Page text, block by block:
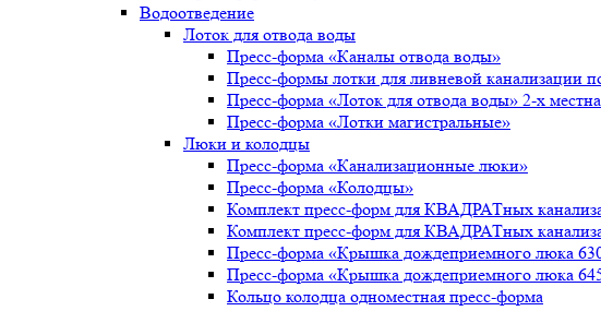
Водоотведение
Лоток для отвода воды
Пресс-форма «Каналы отвода воды»
Пресс-формы лотки для ливневой канализации
Пресс-форма «Лоток для отвода воды» 2-х
Пресс-форма «Лотки магистральные»
Люки и колодцы
Пресс-форма «Канализационные люки»
Пресс-форма «Колодцы»
Комплект пресс-форм для КВАДРАТных
Комплект пресс-форм для КВАДРАТных
Пресс-форма «Крышка дождеприемного люка
Пресс-форма «Крышка дождеприемного люка
Кольцо колодца одноместная пресс-форма